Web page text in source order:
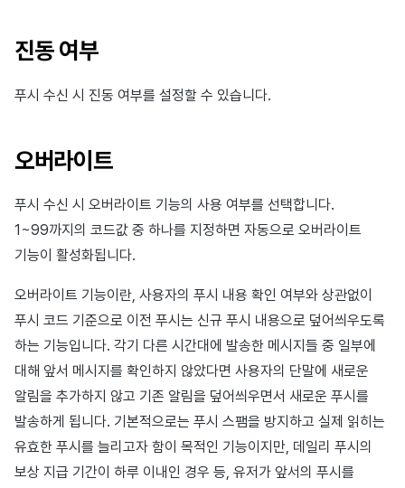
진동 여부
푸시 수신 시 진동 여부를 설정할 수 있습니다.
오버라이트
푸시 수신 시 오버라이트 기능의 사용 여부를 선택합니다.
1~99까지의 코드값 중 하나를 지정하면 자동으로 오버라이트
기능이 활성화됩니다.
오버라이트 기능이란, 사용자의 푸시 내용 확인 여부와 상관없이
푸시 코드 기준으로 이전 푸시는 신규 푸시 내용으로 덮어씌우도록
하는 기능입니다. 각기 다른 시간대에 발송한 메시지들 중 일부에
대해 앞서 메시지를 확인하지 않았다면 사용자의 단말에 새로운
알림을 추가하지 않고 기존 알림을 덮어씌우면서 새로운 푸시를
발송하게 됩니다. 기본적으로는 푸시 스팸을 방지하고 실제 읽히는
유효한 푸시를 늘리고자 함이 목적인 기능이지만, 데일리 푸시의
보상 지급 기간이 하루 이내인 경우 등, 유저가 앞서의 푸시를